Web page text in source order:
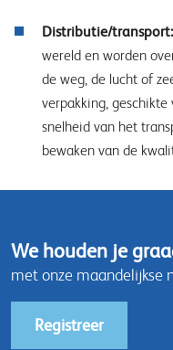
Distributie/transport:
wereld en worden
de weg, de lucht of
verpakking,
snelheid van het
bewaken van de
We houden je
met onze maandelijkse
Registreer